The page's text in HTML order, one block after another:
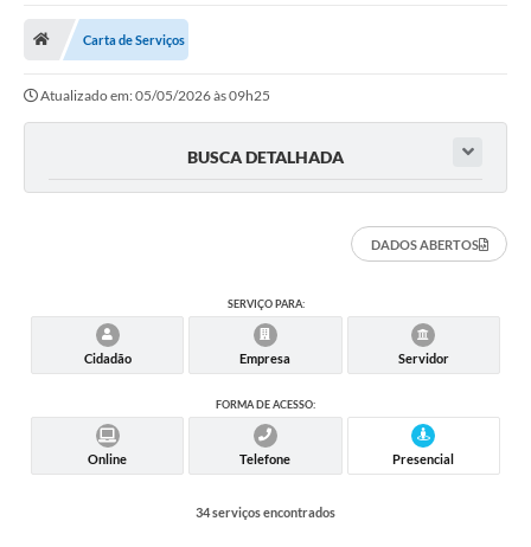
A Prefeitura
Município
Transparência
Galeria de Fotos
Contratos
Arquivos para Download
Carta de Serviços
Atualizado em: 05/05/2026 às 09h25
BUSCA DETALHADA
DADOS ABERTOS
SERVIÇO PARA:
Cidadão Empresa Servidor
FORMA DE ACESSO:
Online Telefone Presencial
34 serviços encontrados